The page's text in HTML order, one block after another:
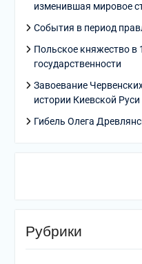
изменившая мировое
События в период
Польское княжество в
государственности
Завоевание
истории Киевской Руси
Гибель Олега
Рубрики